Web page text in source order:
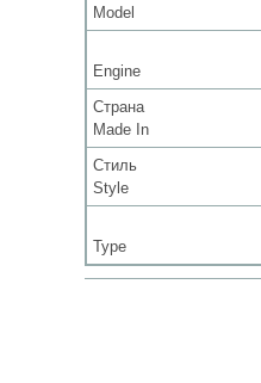
Model
Engine
Страна
Made In
Стиль
Style
Type